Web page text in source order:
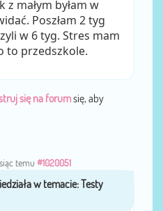
małym byłam w
Poszłam 2 tyg
w 6 tyg. Stres mam
to przedszkole.
się na forumsię, aby
temu #1020051